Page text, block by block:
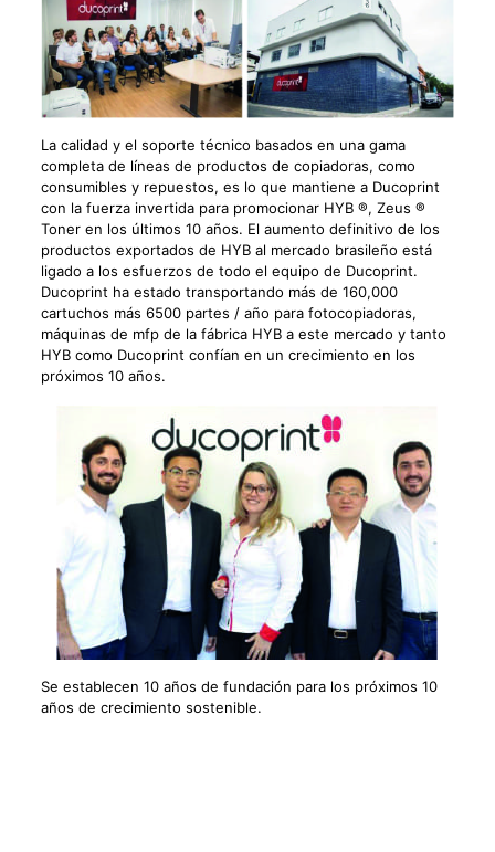
La calidad y el soporte técnico basados en una gama
completa de líneas de productos de copiadoras, como
consumibles y repuestos, es lo que mantiene a Ducoprint
con la fuerza invertida para promocionar HYB ®, Zeus ®
Toner en los últimos 10 años. El aumento definitivo de los
productos exportados de HYB al mercado brasileño está
ligado a los esfuerzos de todo el equipo de Ducoprint.
Ducoprint ha estado transportando más de 160,000
cartuchos más 6500 partes / año para fotocopiadoras,
máquinas de mfp de la fábrica HYB a este mercado y tanto
HYB como Ducoprint confían en un crecimiento en los
próximos 10 años.
Se establecen 10 años de fundación para los próximos 10
años de crecimiento sostenible.